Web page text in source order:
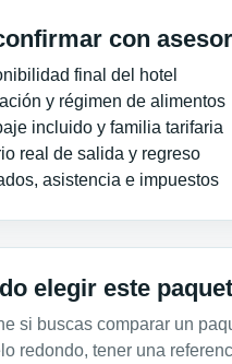
con asesor
final del hotel
y régimen de alimentos
incluido y familia tarifaria
real de salida y regreso
asistencia e impuestos
elegir este
si buscas comparar un
redondo, tener una